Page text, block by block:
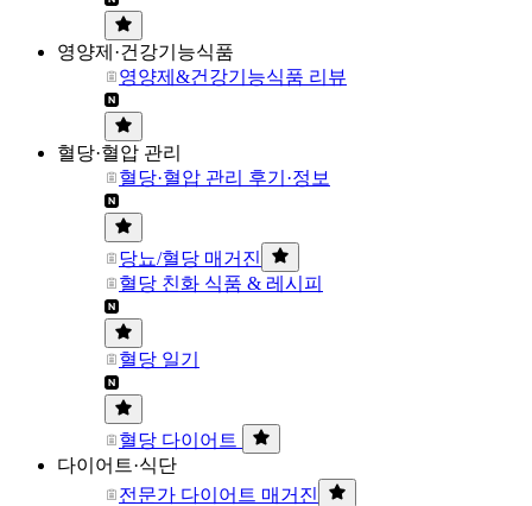
영양제·건강기능식품
영양제&건강기능식품 리뷰
혈당·혈압 관리
혈당·혈압 관리 후기·정보
당뇨/혈당 매거진
혈당 친화 식품 & 레시피
혈당 일기
혈당 다이어트
다이어트·식단
전문가 다이어트 매거진